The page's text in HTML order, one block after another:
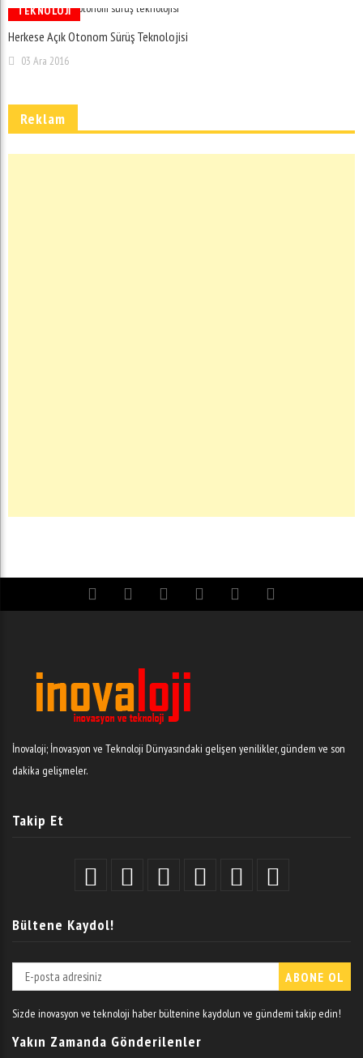
TEKNOLOJI
Herkese Açık Otonom Sürüş Teknolojisi
03 Ara 2016
Reklam
İnovaloji; İnovasyon ve Teknoloji Dünyasındaki gelişen yenilikler, gündem ve son
dakika gelişmeler.
Takip Et
Bültene Kaydol!
Sizde inovasyon ve teknoloji haber bültenine kaydolun ve gündemi takip edin!
Yakın Zamanda Gönderilenler